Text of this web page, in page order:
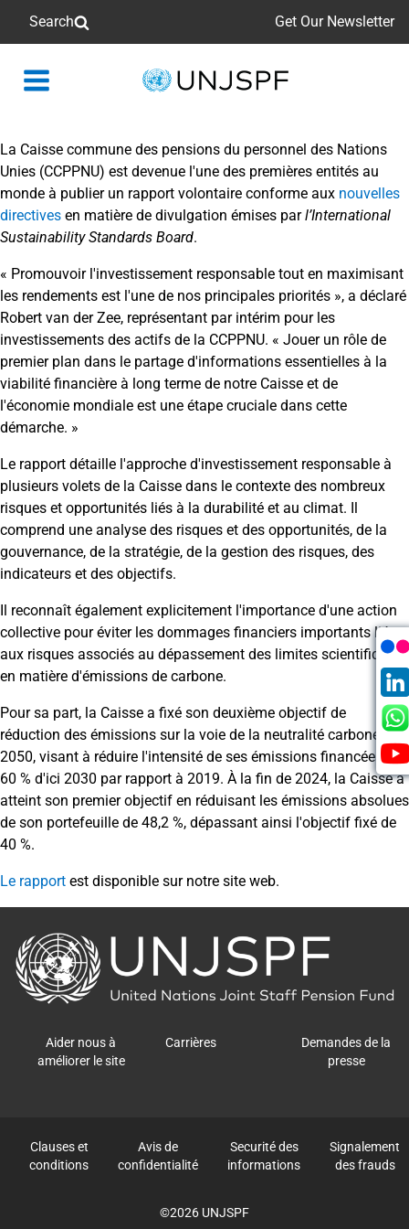
Search Get Our Newsletter
Back
La Caisse commune des pensions du personnel des Nations
Unies (CCPPNU) est devenue l'une des premières entités au
monde à publier un rapport volontaire conforme aux nouvelles
directives en matière de divulgation émises parl’International
Sustainability Standards Board.
« Promouvoir l'investissement responsable tout en maximisant
les rendements est l'une de nos principales priorités », a déclaré
Robert van der Zee, représentant par intérim pour les
investissements des actifs de la CCPPNU. « Jouer un rôle de
premier plan dans le partage d'informations essentielles à la
viabilité financière à long terme de notre Caisse et de
l'économie mondiale est une étape cruciale dans cette
démarche. »
Le rapport détaille l'approche d'investissement responsable à
plusieurs volets de la Caisse dans le contexte des nombreux
risques et opportunités liés à la durabilité et au climat. Il
comprend une analyse des risques et des opportunités, de la
gouvernance, de la stratégie, de la gestion des risques, des
indicateurs et des objectifs.
Il reconnaît également explicitement l'importance d'une action
collective pour éviter les dommages financiers importants liés
aux risques associés au dépassement des limites scientifiques
en matière d'émissions de carbone.
Pour sa part, la Caisse a fixé son deuxième objectif de
réduction des émissions sur la voie de la neutralité carbone d'ici
2050, visant à réduire l'intensité de ses émissions financées de
60 % d'ici 2030 par rapport à 2019. À la fin de 2024, la Caisse a
atteint son premier objectif en réduisant les émissions absolues
de son portefeuille de 48,2 %, dépassant ainsi l'objectif fixé de
40 %.
Le rapport est disponible sur notre site web.
Back
to
the
homepage
Aider nous à
améliorer le site
Carrières
Demandes de la
presse
©2026 UNJSPF
Clauses et
conditions
Avis de
confidentialité
Securité des
informations
Signalement
des frauds